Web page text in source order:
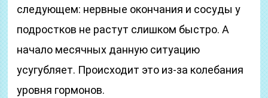
следующем: нервные окончания и сосуды у
подростков не растут слишком быстро. А
начало месячных данную ситуацию
усугубляет. Происходит это из-за колебания
уровня гормонов.